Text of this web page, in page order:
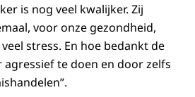
is nog veel kwalijker. Zij
voor onze gezondheid,
stress. En hoe bedankt de
agressief te doen en door zelfs